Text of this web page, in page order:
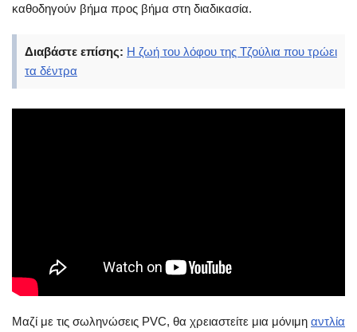
καθοδηγούν βήμα προς βήμα στη διαδικασία.
Διαβάστε επίσης: Η ζωή του λόφου της Τζούλια που τρώει
τα δέντρα
Μαζί με τις σωληνώσεις PVC, θα χρειαστείτε μια μόνιμη αντλία